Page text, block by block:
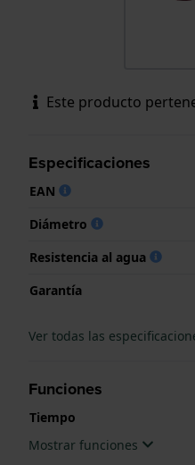
Este producto
Especificaciones
EAN
Diámetro
Resistencia al agua
Garantía
Ver todas las
Funciones
Tiempo
Mostrar funciones